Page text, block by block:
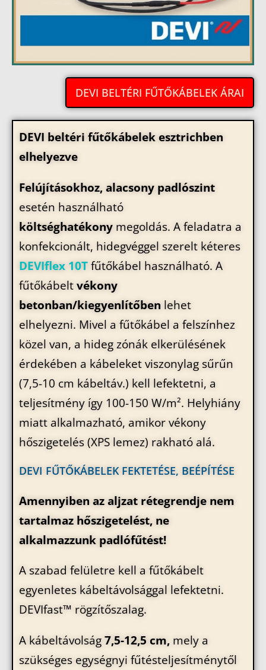
DEVI BELTÉRI FŰTŐKÁBELEK ÁRAI
DEVI beltéri fűtőkábelek esztrichben
elhelyezve
Felújításokhoz, alacsony padlószint
esetén használható
költséghatékony megoldás. A feladatra a
konfekcionált, hidegvéggel szerelt kéteres
DEVIflex 10T fűtőkábel használható. A
fűtőkábelt vékony
betonban/kiegyenlítőben lehet
elhelyezni. Mivel a fűtőkábel a felszínhez
közel van, a hideg zónák elkerülésének
érdekében a kábeleket viszonylag sűrűn
(7,5-10 cm kábeltáv.) kell lefektetni, a
teljesítmény így 100-150 W/m². Helyhiány
miatt alkalmazható, amikor vékony
hőszigetelés (XPS lemez) rakható alá.
DEVI FŰTŐKÁBELEK FEKTETÉSE, BEÉPÍTÉSE
Amennyiben az aljzat rétegrendje nem
tartalmaz hőszigetelést, ne
alkalmazzunk padlófűtést!
A szabad felületre kell a fűtőkábelt
egyenletes kábeltávolsággal lefektetni.
DEVIfast™ rögzítőszalag.
A kábeltávolság 7,5-12,5 cm, mely a
szükséges egységnyi fűtésteljesítménytől